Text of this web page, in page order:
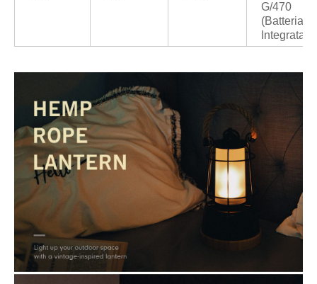
G/470
(batteria
Integrata)